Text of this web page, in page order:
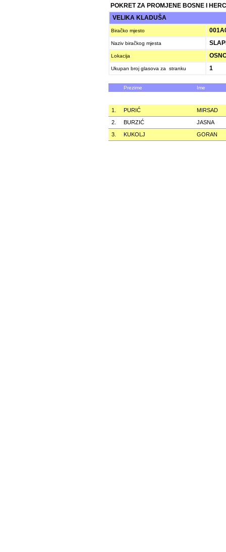
POKRET ZA PROMJENE BOSNE I
VELIKA KLADUŠA
Biračko mjesto
Naziv biračkog mjesta
Lokacija
Ukupan broj glasova za stranku 1
Prezime Ime
1. PURIĆ
MIRSAD
2.
BURZIĆ
JASNA
3.
KUKOLJ GORAN